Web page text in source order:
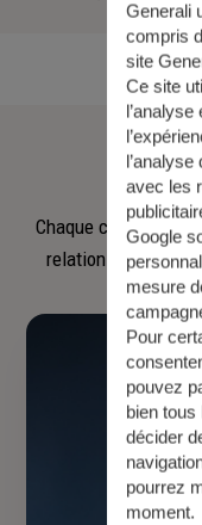
services que nous vous
Nous faisons de la
engagement quotidien.
Chaque
relation fondée sur
Generali
compris
site
Ce site
l’analyse
avec les
Google
mesure
Pour
pouvez
bien tous
décider
pourrez
moment.